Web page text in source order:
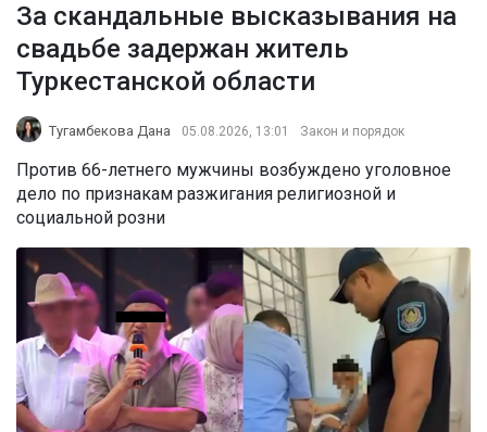
За скандальные высказывания на
свадьбе задержан житель
Туркестанской области
Тугамбекова Дана 05.08.2026, 13:01 Закон и порядок
Против 66-летнего мужчины возбуждено уголовное
дело по признакам разжигания религиозной и
социальной розни